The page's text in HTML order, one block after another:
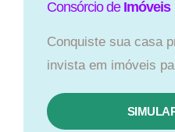
Consórcio de Imóveis
Conquiste sua casa
invista em imóveis